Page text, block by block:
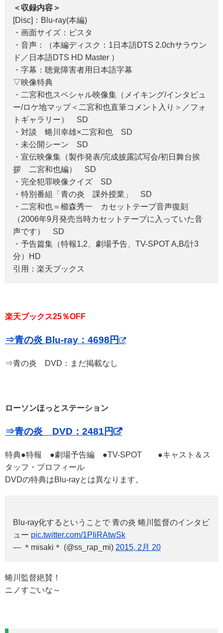
＜収録内容＞
[Disc]：Blu-ray(本編)
・画面サイズ：ビスタ
・音声：（本編ディスク：1日本語DTS 2.0chサラウン
ド／日本語DTS HD Master ）
・字幕：聴覚障害者用日本語字幕
▽映像特典
・二宮和也スペシャル映像集（メイキング/インタビュ
ー/ロケ地マップ＜二宮和也直筆コメント入り＞／フォ
トギャラリー） SD
・対談 蜷川幸雄×二宮和也 SD
・未公開シーン SD
・宣伝映像集（製作発表/完成披露試写会/初日舞台挨
拶 二宮和也編） SD
・完全犯罪映像クイズ SD
・特別番組「青の炎 課外授業」 SD
・二宮和也＝櫛森秀一 カセットテープ音声復刻
（2006年9月発売当時カセットテープに入っていた音
声です） SD
・予告篇集（特報1,2、劇場予告、TV-SPOT A,B/計3
分）HD
引用：楽天ブックス
楽天ブックス25％OFF
⇒青の炎 Blu-ray：4698円
⇒青の炎 DVD：まだ掲載なし
ローソンほっとステーション
⇒青の炎 DVD：2481円
特典●特報 ●劇場予告編 ●TV-SPOT ●キャスト＆ス
タッフ・プロフィール
DVDの特典はBlu-rayとは異なります。
Blu-ray化するということで 青の炎 蜷川監督のインタビ
ュー pic.twitter.com/1PIiRAtwSk
— ＊misaki＊ (@ss_rap_mi) 2015, 2月 20
蜷川監督絶賛！
ニノすごいな～